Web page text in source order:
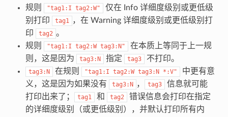
规则
"tag1:I tag2:W"
仅在 Info 详细度级别或更低级
别打印
tag1 ，在 Warning 详细度级别或更低级别打
印
tag2 。
规则
"tag1:I tag2:W tag3:N"
在本质上等同于上一规
则，这是因为
tag3:N 指定 tag3 不打印。
tag3:N 在规则 "tag1:I tag2:W tag3:N *:V"
中更有意
义，这是因为如果没有
tag3:N ， tag3
信息就可能
打印出来了；
tag1 和 tag2
错误信息会打印在指定
的详细度级别（或更低级别），并默认打印所有内